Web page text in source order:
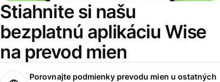
Stiahnite si našu
bezplatnú aplikáciu Wise
na prevod mien
Porovnajte podmienky prevodu mien u ostatných